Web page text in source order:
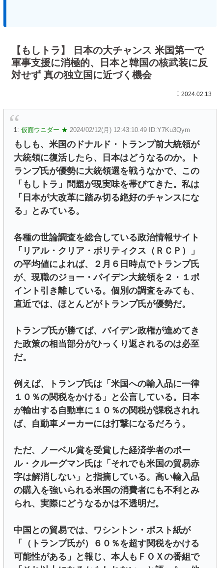
【もしトラ】 日本の大チャンス 米国第一で
軍事支援に消極的、日本と韓国の核武装に反
対せず 真の独立国に近づく機会
2024.02.13
1: 仮面ウニダー ★ 2024/02/12(月) 12:43:10.49 ID:Y7Ku3Qym
もしも、米国のドナルド・トランプ前大統領が
大統領に復活したら、日本はどうなるのか。ト
ランプ氏が優勢に大統領選を戦うなかで、この
「もしトラ」問題が現実味を帯びてきた。私は
「日本が大改革に踏み切る絶好のチャンスにな
る」とみている。
各種の世論調査を総合している政治情報サイト
「リアル・クリア・ポリティクス（ＲＣＰ）」
の平均値によれば、２月６日時点でトランプ氏
が、現職のジョー・バイデン大統領を２・１ポ
イント引き離している。個別の調査をみても、
直近では、ほとんどがトランプ氏が優勢だ。
トランプ氏が勝てば、バイデン政権が進めてき
た政策の相当部分がひっくり返されるのは必至
だ。
例えば、トランプ氏は「米国への輸入品に一律
１０％の関税をかける」と公言している。日本
が輸出する自動車に１０％の関税が課税されれ
ば、自動車メーカーには打撃になるだろう。
ただ、ノーベル賞を受賞した経済学者のポー
ル・クルーグマン氏は「それでも米国の貿易赤
字は解消しない」と指摘している。高い輸入品
の購入を強いられる米国の消費者にも不利とみ
られ、実際にどうなるかは不透明だ。
中国との貿易では、ワシントン・ポスト紙が
「（トランプ氏が）６０％を超す関税をかける
可能性がある」と報じ、本人もＦＯＸの番組で